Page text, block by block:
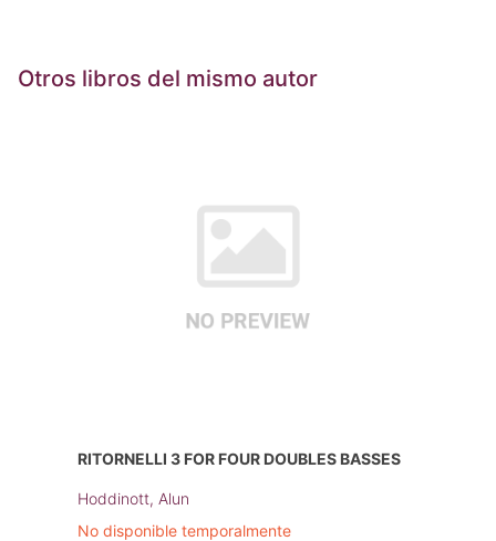
Otros libros del mismo autor
RITORNELLI 3 FOR FOUR DOUBLES BASSES
Hoddinott, Alun
No disponible temporalmente